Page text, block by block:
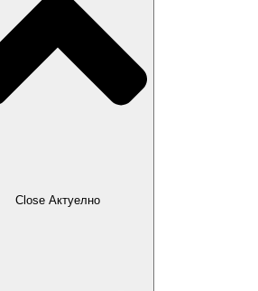
Close Актуелно